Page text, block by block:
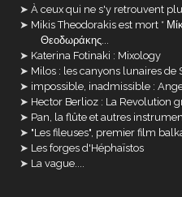
À ceux qui ne s'y retrouvent
Mikis Theodorakis est mort *
Θεοδωράκης...
Katerina Fotinaki : Mixology
Milos : les canyons lunaires de
impossible, inadmissible :
Hector Berlioz : La Revolution
Pan, la flûte et autres
"Les fileuses", premier film
Les forges d'Héphaïstos
La vague....